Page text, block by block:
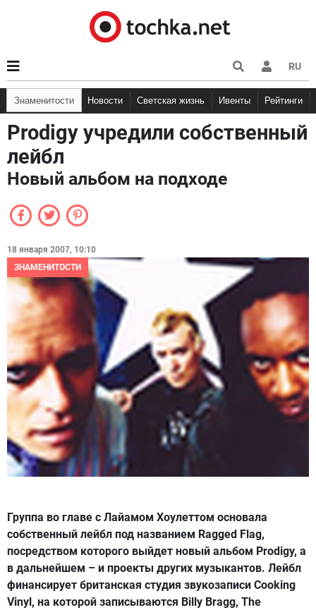
RU
Знаменитости Новости Светская жизнь Ивенты Рейтинги
Prodigy учредили собственный
лейбл
Новый альбом на подходе
18 января 2007, 10:10
ЗНАМЕНИТОСТИ
Группа во главе с Лайамом Хоулеттом основала
собственный лейбл под названием Ragged Flag,
посредством которого выйдет новый альбом Prodigy, а
в дальнейшем – и проекты других музыкантов. Лейбл
финансирует британская студия звукозаписи Cooking
Vinyl, на которой записываются Billy Bragg, The